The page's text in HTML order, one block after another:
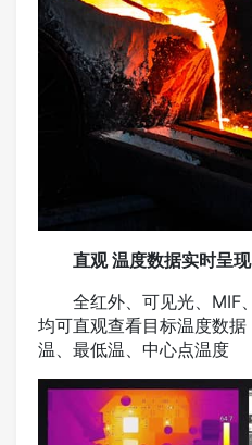
直观 温度数据实时呈现
全红外、可见光、MIF
均可直观查看目标温度数
温、最低温、中心点温度